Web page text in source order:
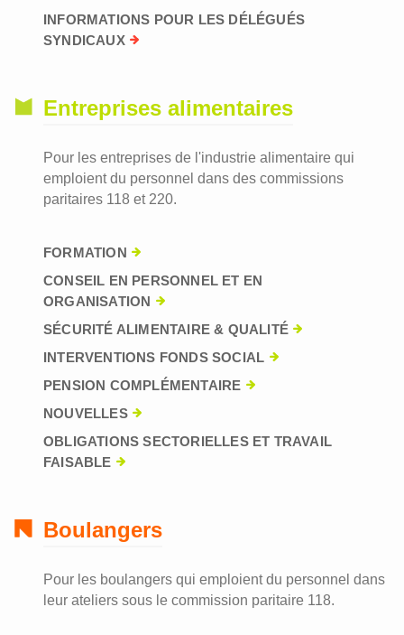
INFORMATIONS POUR LES DÉLÉGUÉS
SYNDICAUX
Entreprises alimentaires
Pour les entreprises de l'industrie alimentaire qui
emploient du personnel dans des commissions
paritaires 118 et 220.
FORMATION
CONSEIL EN PERSONNEL ET EN
ORGANISATION
SÉCURITÉ ALIMENTAIRE & QUALITÉ
INTERVENTIONS FONDS SOCIAL
PENSION COMPLÉMENTAIRE
NOUVELLES
OBLIGATIONS SECTORIELLES ET TRAVAIL
FAISABLE
Boulangers
Pour les boulangers qui emploient du personnel dans
leur ateliers sous le commission paritaire 118.